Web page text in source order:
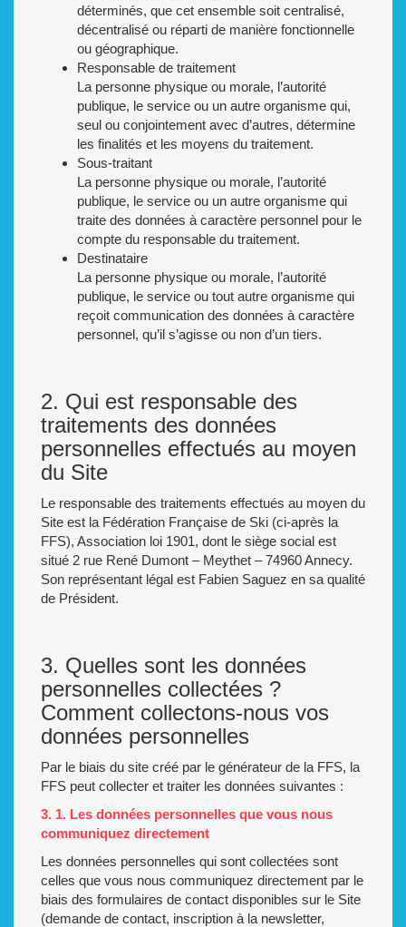
déterminés, que cet ensemble soit centralisé,
décentralisé ou réparti de manière fonctionnelle
ou géographique.
Responsable de traitement
La personne physique ou morale, l’autorité
publique, le service ou un autre organisme qui,
seul ou conjointement avec d’autres, détermine
les finalités et les moyens du traitement.
Sous-traitant
La personne physique ou morale, l’autorité
publique, le service ou un autre organisme qui
traite des données à caractère personnel pour le
compte du responsable du traitement.
Destinataire
La personne physique ou morale, l’autorité
publique, le service ou tout autre organisme qui
reçoit communication des données à caractère
personnel, qu’il s’agisse ou non d’un tiers.
2. Qui est responsable des
traitements des données
personnelles effectués au moyen
du Site
Le responsable des traitements effectués au moyen du
Site est la Fédération Française de Ski (ci-après la
FFS), Association loi 1901, dont le siège social est
situé 2 rue René Dumont – Meythet – 74960 Annecy.
Son représentant légal est Fabien Saguez en sa qualité
de Président.
3. Quelles sont les données
personnelles collectées ?
Comment collectons-nous vos
données personnelles
Par le biais du site créé par le générateur de la FFS, la
FFS peut collecter et traiter les données suivantes :
3. 1. Les données personnelles que vous nous
communiquez directement
Les données personnelles qui sont collectées sont
celles que vous nous communiquez directement par le
biais des formulaires de contact disponibles sur le Site
(demande de contact, inscription à la newsletter,